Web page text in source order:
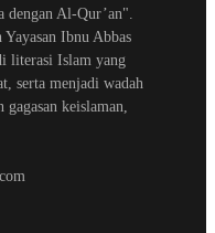
dengan Al-Qur’an".
Ibnu Abbas
literasi Islam yang
serta menjadi wadah
keislaman,